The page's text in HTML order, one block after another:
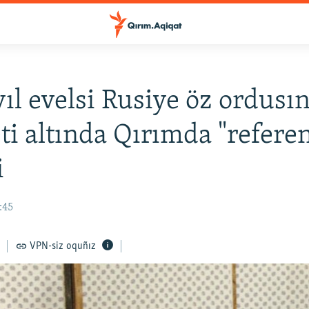
evelsi Rusiye öz
altında Qırımda
VPN-siz oquñız